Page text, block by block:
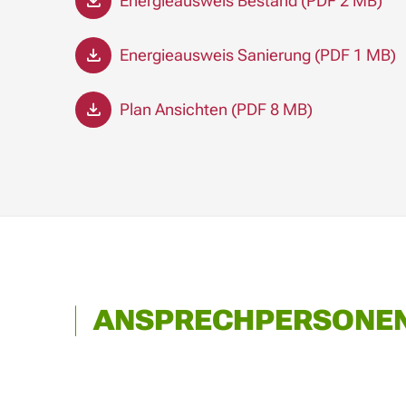
Energieausweis Sanierung (PDF 1 MB)
Plan Ansichten (PDF 8 MB)